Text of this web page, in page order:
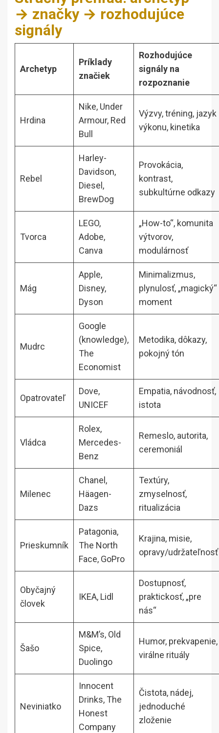
→ značky → rozhodujúce
signály
Archetyp
Príklady
značiek
Rozhodujúce
signály na
rozpoznanie
Hrdina
Nike, Under
Armour, Red
Bull
Výzvy, tréning, jazyk
výkonu, kinetika
Rebel
Harley-
Davidson,
Diesel,
BrewDog
Provokácia,
kontrast,
subkultúrne odkazy
Tvorca
LEGO,
Adobe,
Canva
„How-to“, komunita
výtvorov,
modulárnosť
Mág
Apple,
Disney,
Dyson
Minimalizmus,
plynulosť, „magický“
moment
Mudrc
Google
(knowledge),
The
Economist
Metodika, dôkazy,
pokojný tón
Opatrovateľ
Dove,
UNICEF
Empatia, návodnosť,
istota
Vládca
Rolex,
Mercedes-
Benz
Remeslo, autorita,
ceremoniál
Milenec
Chanel,
Häagen-
Dazs
Textúry,
zmyselnosť,
ritualizácia
Prieskumník
Patagonia,
The North
Face, GoPro
Krajina, misie,
opravy/udržateľnosť
Obyčajný
človek
IKEA, Lidl
Dostupnosť,
praktickosť, „pre
nás“
Šašo
M&M’s, Old
Spice,
Duolingo
Humor, prekvapenie,
virálne rituály
Neviniatko
Innocent
Drinks, The
Honest
Company
Čistota, nádej,
jednoduché
zloženie